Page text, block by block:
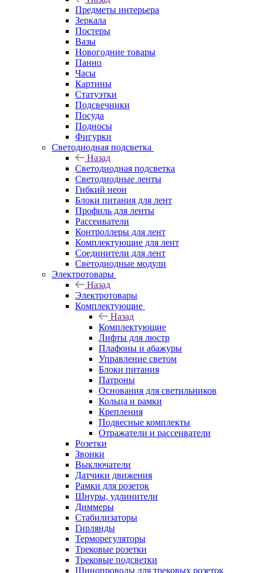
Предметы интерьера
Зеркала
Постеры
Вазы
Новогодние товары
Панно
Часы
Картины
Статуэтки
Подсвечники
Посуда
Подносы
Фигурки
Светодиодная подсветка
Назад
Светодиодная подсветка
Светодиодные ленты
Гибкий неон
Блоки питания для лент
Профиль для ленты
Рассеиватели
Контроллеры для лент
Комплектующие для лент
Соединители для лент
Светодиодные модули
Электротовары
Назад
Электротовары
Комплектующие
Назад
Комплектующие
Лифты для люстр
Плафоны и абажуры
Управление светом
Блоки питания
Патроны
Основания для светильников
Кольца и рамки
Крепления
Подвесные комплекты
Отражатели и рассеиватели
Розетки
Звонки
Выключатели
Датчики движения
Рамки для розеток
Шнуры, удлинители
Диммеры
Стабилизаторы
Гирлянды
Терморегуляторы
Трековые розетки
Трековые подсветки
Шинопроводы для трековых розеток